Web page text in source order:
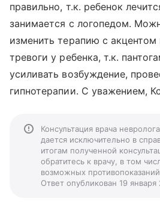
правильно, т.к. ребенок
занимается с логопедом.
изменить терапию с
тревоги у ребенка, т.к.
усиливать возбуждение,
гипнотерапии. С уважением,
Консультация врача
дается исключительно в
итогам полученной
обратитесь к врачу, в том
возможных
Ответ опубликован 19 января